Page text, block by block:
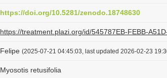
https://doi.org/10.5281/zenodo.18748630
https://treatment.plazi.org/id/545787EB-FEBB-
Felipe (2025-07-21 04:45:03, last updated 2026-02-23
Myosotis retusifolia